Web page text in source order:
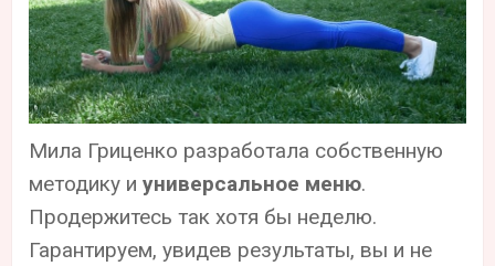
Мила Гриценко разработала собственную
методику иуниверсальное меню.
Продержитесь так хотя бы неделю.
Гарантируем, увидев результаты, вы и не